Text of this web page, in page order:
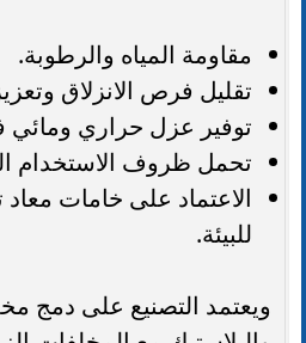
مقاومة المياه والرطوبة.
تقليل فرص الانزلاق
توفير عزل حراري ومائي
تحمل ظروف الاستخدام
الاعتماد على خامات
للبيئة.
ويعتمد التصنيع على دمج